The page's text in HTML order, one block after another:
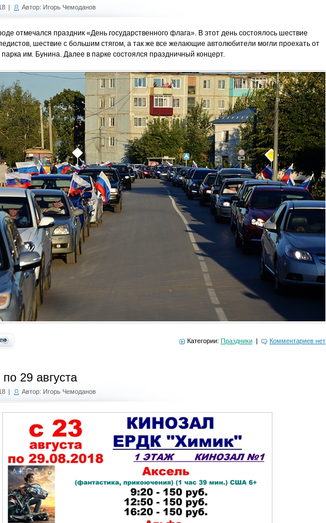
| Автор: Игорь Чемоданов
отмечался праздник «День государственного флага». В этот день состоялось шествие
шествие с большим стягом, а так же все желающие автолюбители могли проехать от
парка им. Бунина. Далее в парке состоялся праздничный концерт.
Категории: Праздники | Комментариев нет
29 августа
| Автор: Игорь Чемоданов